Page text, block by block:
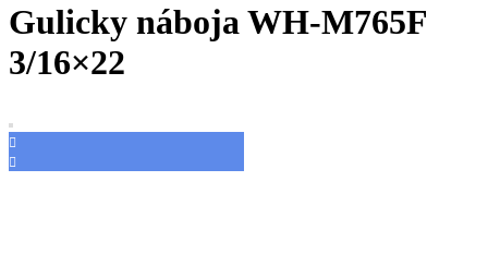
Gulicky náboja WH-M765F
3/16×22